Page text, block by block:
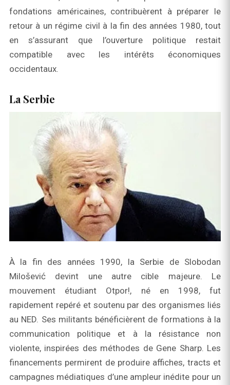
fondations américaines, contribuèrent à préparer le
retour à un régime civil à la fin des années 1980, tout
en s’assurant que l’ouverture politique restait
compatible avec les intérêts économiques
occidentaux.
La Serbie
À la fin des années 1990, la Serbie de Slobodan
Milošević devint une autre cible majeure. Le
mouvement étudiant Otpor!, né en 1998, fut
rapidement repéré et soutenu par des organismes liés
au NED. Ses militants bénéficièrent de formations à la
communication politique et à la résistance non
violente, inspirées des méthodes de Gene Sharp. Les
financements permirent de produire affiches, tracts et
campagnes médiatiques d’une ampleur inédite pour un